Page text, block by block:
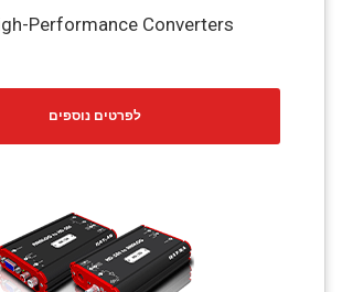
Performance Converters
לפרטים נוספים